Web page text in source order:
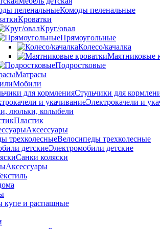
Комоды пеленальные
Кроватки
Круг/овал
Прямоугольные
Колесо/качалка
Маятниковые
Подростковые
Матрасы
Мобили
Стульчики для
Электрокачели и
люльки, колыбели
Пластик
Аксессуары
Велосипеды трехколесные
Электромобили детские
Санки коляски
Аксессуары
и распашные